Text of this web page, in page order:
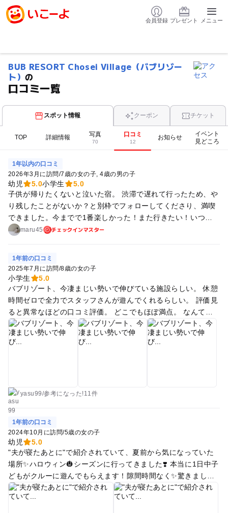
会員登録 プレゼント メニュー
BUB RESORT Chosei Village（バブリゾー
ト）の
口コミ一覧
スポット情報 クーポン チケット
TOP 詳細情報 写真
70
口コミ
12
お知らせ
イベント
見どころ
1年以内の口コミ
2026年3月に訪問/7歳の女の子 4歳の男の子
幼児 5.0小学生
5.0
子供が帰りたくないと泣いた宿。 渋滞で遅れて行ったため、や
り残したことがないか？と別枠でフォローしてくださり、満喫
できました。今までで1番楽しかった！また行きたい！いつい
ける？と帰りの車で話す娘。 とにかく子供に天国の宿でした♪
maru45 チェックインマスター
1年前の口コミ
2025年7月に訪問/8歳の女の子
小学生
5.0
バブリゾート、今凄まじい勢いで伸びている施設らしい。 休憩
時間ゼロで全力でスタッフさんが遊んでくれるらしい。 評価見
ると異常なほどの口コミ評価。 どこでもほぼ満点。 なんてす
ごいのだろう。 料金を調べると、、高い！ ひえ！！家族3人、
土日一泊二日15万！ 日曜宿泊で12万、なんか安くなったので
仕事を休んできました。 車が無い上に節約して上総一ノ宮駅に
平均年齢も２５歳ぐらいです。体力オバケによるリゾートで
す。 ものすごく慎重な運転で20分かけて到着！ いきなり子供
が「こっちきて！バッチ作り！」とスタッフさんに連れて行か
れます。 その後、親はチェックインです。 チェックインの前
にアクティビティです。 子供がバッチをつけて帰ってきまし
た。 午後1時のアクティビティまで時間あるなと思ったらトラ
ンポリンです。 それが、スタッフさんが一緒に全力で跳ねるト
ランポリン。 スタッフさん、かなりハイテンションです。 か
いせいさんによるトランポリン！ 2メートルは飛ぶ勢い！ 学生
時代、新潟地区の短距離では1位を取ったことがあるらしい。
yasu99/参考に なった!11件
1年前の口コミ
2024年10月に訪問/5歳の女の子
幼児
5.0
"夫が寝たあとに"で紹介されていて、夏前から気になっていた
場所✨ハロウィン🎃シーズンに行ってきました❣️ 本当に1日中子
どもがクルーに遊んでもらえます！隙間時間なく✨驚きました
👏 子どもが選ぶアクティビティにもよりますが、親はゆっくり
お茶をしててもokだったりするので（外のアクティビティはこ